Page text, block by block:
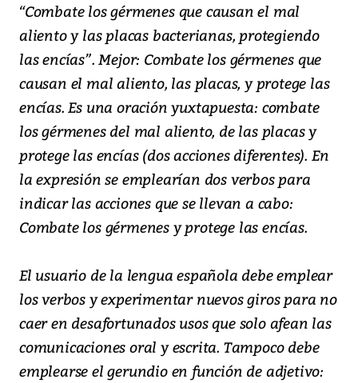
“Combate los gérmenes que causan el mal
aliento y las placas bacterianas, protegiendo
las encías”. Mejor: Combate los gérmenes que
causan el mal aliento, las placas, y protege las
encías. Es una oración yuxtapuesta: combate
los gérmenes del mal aliento, de las placas y
protege las encías (dos acciones diferentes). En
la expresión se emplearían dos verbos para
indicar las acciones que se llevan a cabo:
Combate los gérmenes y protege las encías.
El usuario de la lengua española debe emplear
los verbos y experimentar nuevos giros para no
caer en desafortunados usos que solo afean las
comunicaciones oral y escrita. Tampoco debe
emplearse el gerundio en función de adjetivo: